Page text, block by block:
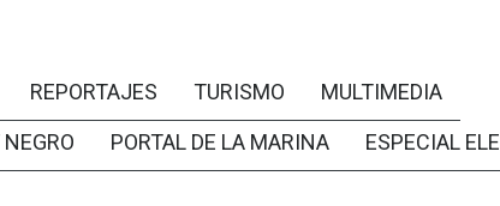
REPORTAJES TURISMO
MULTIMEDIA
PORTAL DE LA MARINA
ESPECIAL